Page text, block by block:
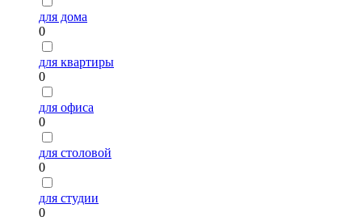
для дома
0
для квартиры
0
для офиса
0
для столовой
0
для студии
0